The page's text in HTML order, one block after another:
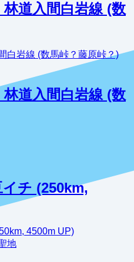
道入間白岩線 (数
道入間白岩線 (数
チ (250km,
地